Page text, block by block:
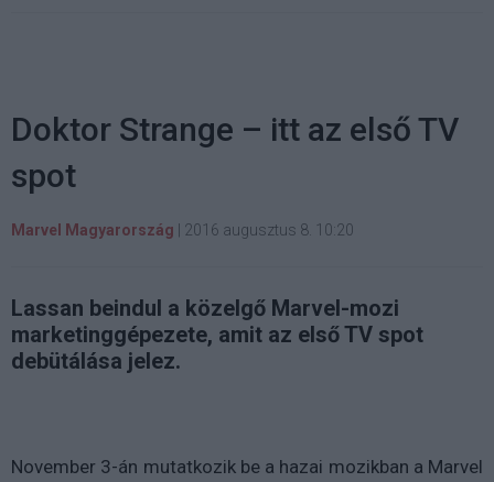
Doktor Strange – itt az első TV
spot
Marvel Magyarország 2016 augusztus 8. 10:20
Lassan beindul a közelgő Marvel-mozi
marketinggépezete, amit az első TV spot
debütálása jelez.
November 3-án mutatkozik be a hazai mozikban a Marvel